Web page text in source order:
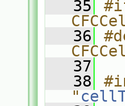
   35
   36
   37
   38
"